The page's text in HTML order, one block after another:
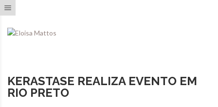
KERASTASE REALIZA EVENTO EM
RIO PRETO